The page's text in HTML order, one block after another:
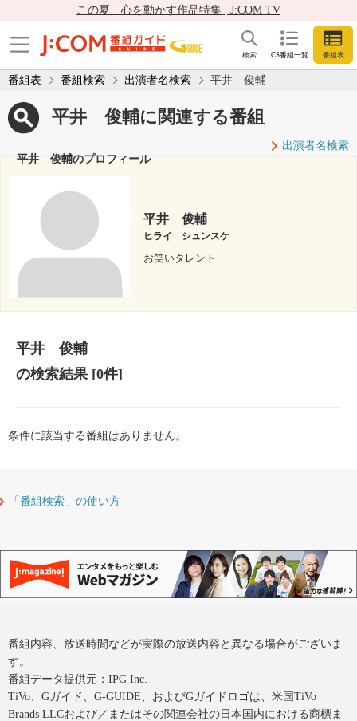
この夏、心を動かす作品特集 | J:COM TV
CS番組一覧 番組表
検索
番組表 番組検索 出演者名検索 平井 俊輔
平井 俊輔に関連する番組
出演者名検索
平井 俊輔のプロフィール
平井 俊輔
ヒライ シュンスケ
お笑いタレント
平井 俊輔
の検索結果[0件]
条件に該当する番組はありません。
「番組検索」の使い方
番組内容、放送時間などが実際の放送内容と異なる場合がございま
す。
番組データ提供元：IPG Inc.
TiVo、Gガイド、G-GUIDE、およびGガイドロゴは、米国TiVo
Brands LLCおよび／またはその関連会社の日本国内における商標ま